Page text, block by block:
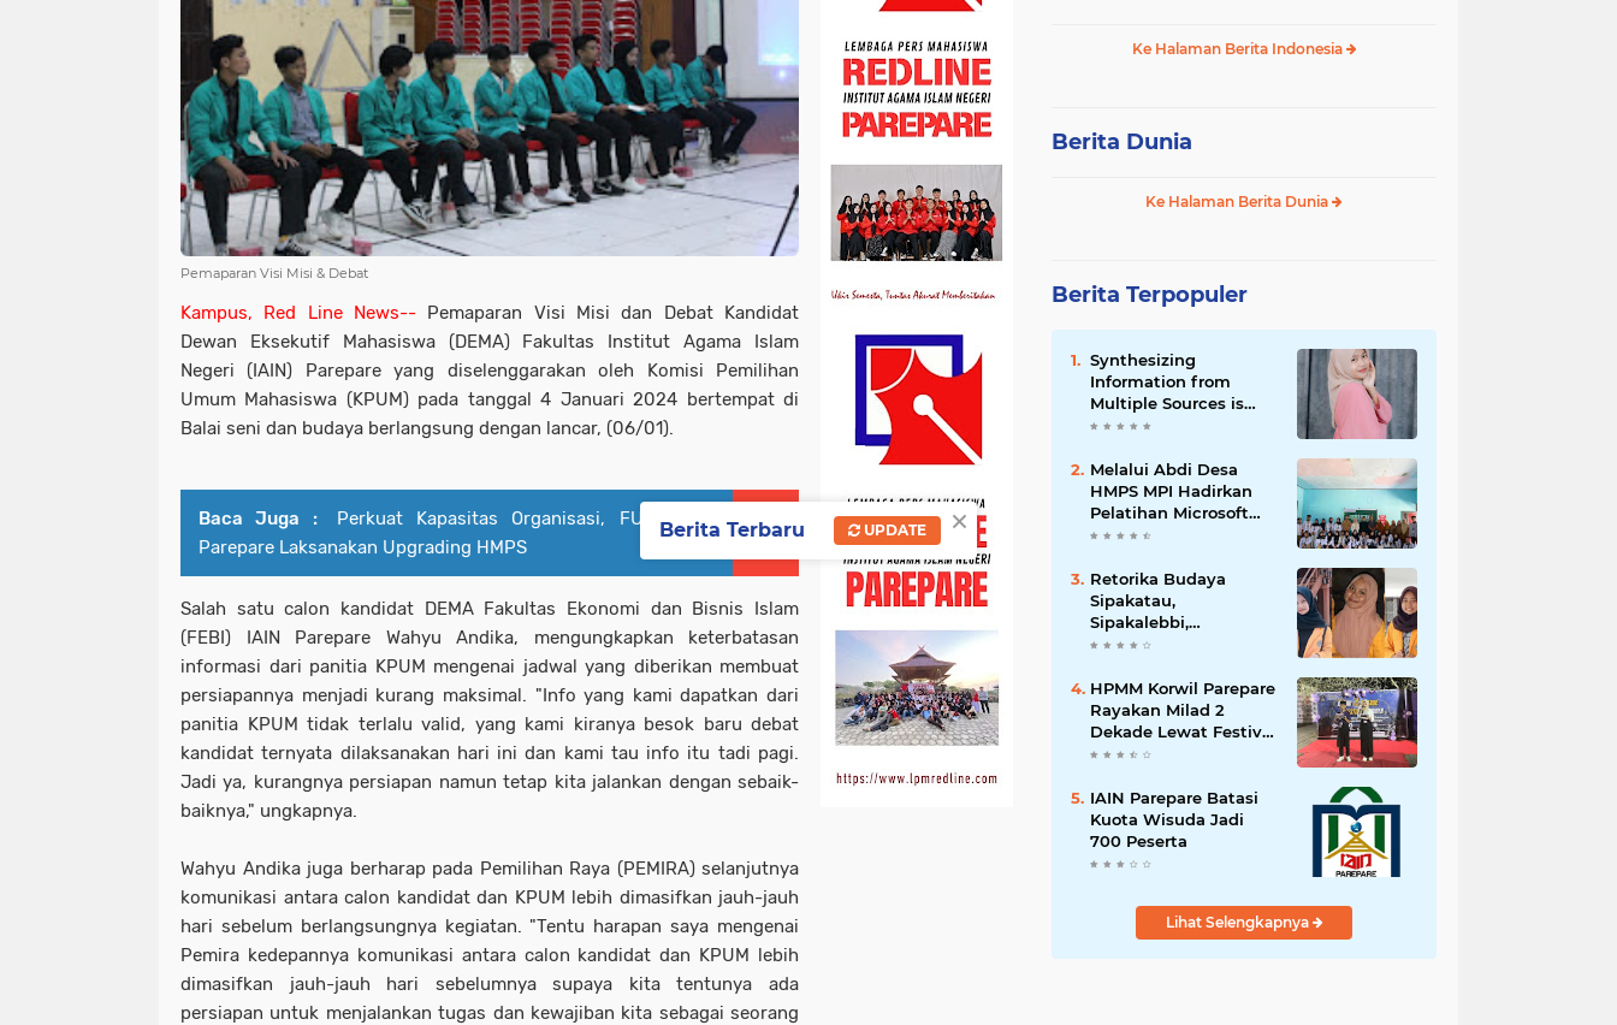
Pemaparan Visi Misi & Debat
Kampus, Red Line News-- Pemaparan Visi Misi dan Debat Kandidat
Dewan Eksekutif Mahasiswa (DEMA) Fakultas Institut Agama Islam
Negeri (IAIN) Parepare yang diselenggarakan oleh Komisi Pemilihan
Umum Mahasiswa (KPUM) pada tanggal 4 Januari 2024 bertempat di
Balai seni dan budaya berlangsung dengan lancar, (06/01).
Baca Juga :
Perkuat Kapasitas Organisasi, FUAD IAIN
Parepare Laksanakan Upgrading HMPS
Salah satu calon kandidat DEMA Fakultas Ekonomi dan Bisnis Islam
(FEBI) IAIN Parepare Wahyu Andika, mengungkapkan keterbatasan
informasi dari panitia KPUM mengenai jadwal yang diberikan membuat
persiapannya menjadi kurang maksimal. "Info yang kami dapatkan dari
panitia KPUM tidak terlalu valid, yang kami kiranya besok baru debat
kandidat ternyata dilaksanakan hari ini dan kami tau info itu tadi pagi.
Jadi ya, kurangnya persiapan namun tetap kita jalankan dengan sebaik-
baiknya," ungkapnya.
Wahyu Andika juga berharap pada Pemilihan Raya (PEMIRA) selanjutnya
komunikasi antara calon kandidat dan KPUM lebih dimasifkan jauh-jauh
hari sebelum berlangsungnya kegiatan. "Tentu harapan saya mengenai
Pemira kedepannya komunikasi antara calon kandidat dan KPUM lebih
dimasifkan jauh-jauh hari sebelumnya supaya kita tentunya ada
persiapan untuk menjalankan tugas dan kewajiban kita sebagai seorang
Ke Halaman Berita Indonesia
Berita Dunia
Ke Halaman Berita Dunia
Berita Terpopuler
Synthesizing
Information from
Multiple Sources is
Important
Melalui Abdi Desa
HMPS MPI Hadirkan
Pelatihan Microsoft
Office
Retorika Budaya
Sipakatau,
Sipakalebbi,
Sipakainge yang
Suku Bugis
HPMM Korwil Parepare
Rayakan Milad 2
Dekade Lewat Festival
Budaya
IAIN Parepare Batasi
Kuota Wisuda Jadi
700 Peserta
Lihat Selengkapnya
×
Berita Terbaru UPDATE